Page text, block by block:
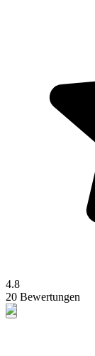
4.8
20 Bewertungen